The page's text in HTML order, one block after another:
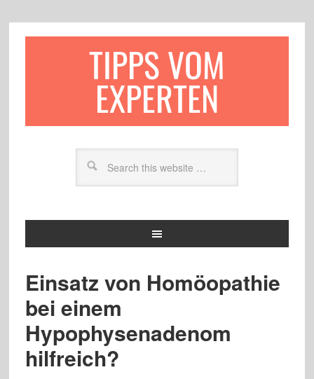
TIPPS VOM
EXPERTEN
Einsatz von Homöopathie
bei einem
Hypophysenadenom
hilfreich?